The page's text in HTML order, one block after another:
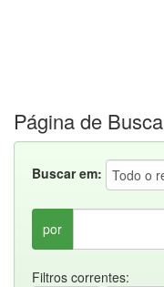
Página de Busca
Buscar em:
por
Filtros correntes: